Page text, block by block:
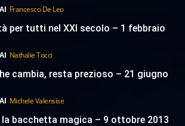
Francesco De Leo
per tutti nel XXI secolo – 1 febbraio
Nathalie Tocci
cambia, resta prezioso – 21 giugno
Michele Valensise
la bacchetta magica – 9 ottobre 2013